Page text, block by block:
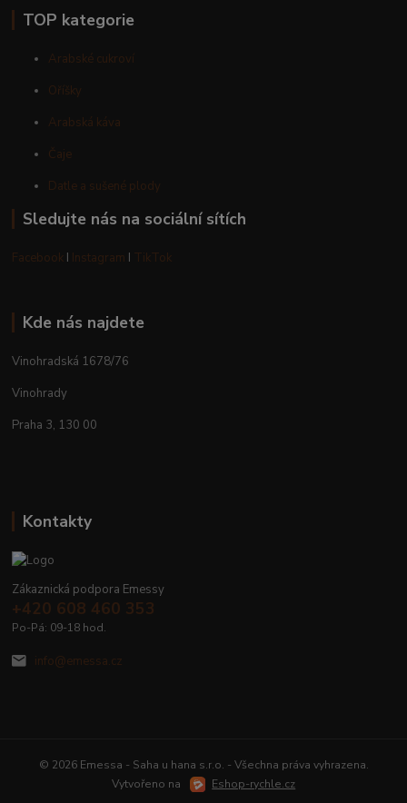
TOP kategorie
Arabské cukroví
Oříšky
Arabská káva
Čaje
Datle a sušené plody
Sledujte nás na sociální sítích
Facebook I Instagram I TikTok
Kde nás najdete
Vinohradská 1678/76
Vinohrady
Praha 3, 130 00
Kontakty
Zákaznická podpora Emessy
+420 608 460 353
Po-Pá: 09-18 hod.
info@emessa.cz
© 2026 Emessa - Saha u hana s.r.o. - Všechna práva vyhrazena.
Vytvořeno na
Eshop-rychle.cz